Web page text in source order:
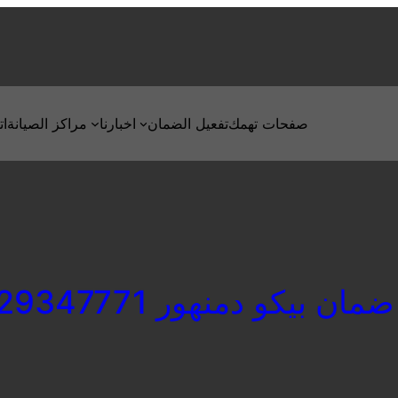
مراكز الصيانة اخبارنا تفعيل الضمانصفحات تهمك
بيكو دمنهور 01129347771